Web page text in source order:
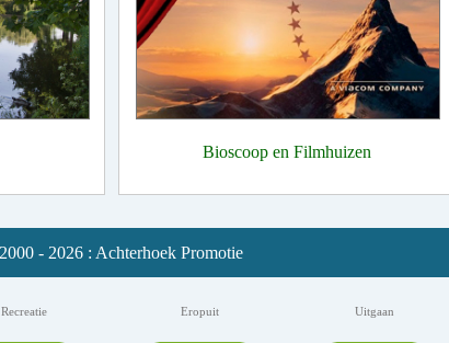
Bioscoop en Filmhuizen
- 2026 : Achterhoek Promotie
Recreatie Eropuit Uitgaan